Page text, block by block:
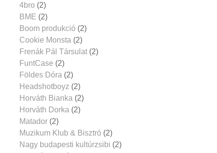
4bro (2)
BME (2)
Boom produkció (2)
Cookie Monsta (2)
Frenák Pál Társulat (2)
FuntCase (2)
Földes Dóra (2)
Headshotboyz (2)
Horváth Bianka (2)
Horváth Dorka (2)
Matador (2)
Muzikum Klub & Bisztró (2)
Nagy budapesti kultúrzsibi (2)